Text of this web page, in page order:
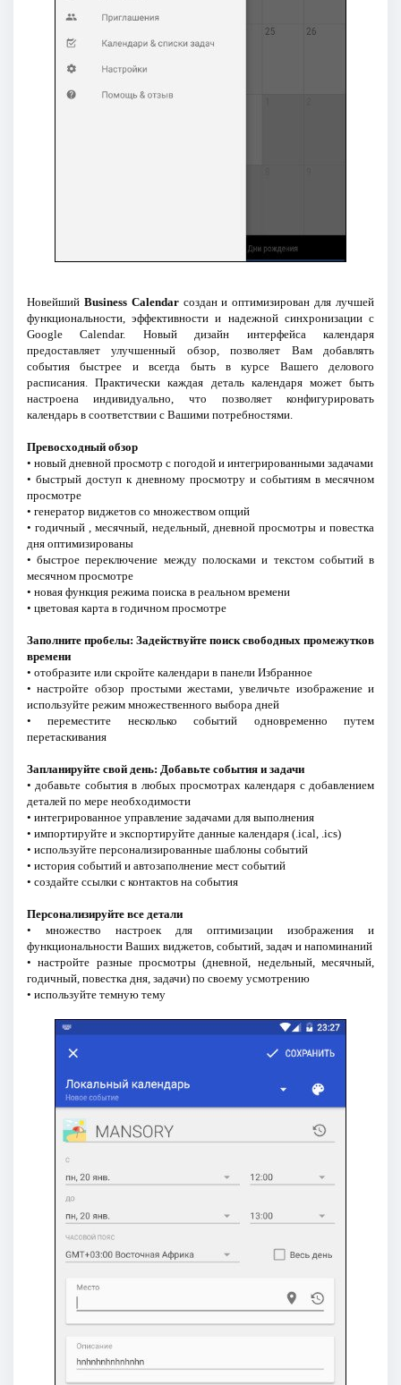
Новейший Business Calendarсоздан и оптимизирован для лучшей
функциональности, эффективности и надежной синхронизации с
Google Calendar. Новый дизайн интерфейса календаря
предоставляет улучшенный обзор, позволяет Вам добавлять
события быстрее и всегда быть в курсе Вашего делового
расписания. Практически каждая деталь календаря может быть
настроена индивидуально, что позволяет конфигурировать
календарь в соответствии с Вашими потребностями.
Превосходный обзор
• новый дневной просмотр с погодой и интегрированными задачами
• быстрый доступ к дневному просмотру и событиям в месячном
просмотре
• генератор виджетов со множеством опций
• годичный , месячный, недельный, дневной просмотры и повестка
дня оптимизированы
• быстрое переключение между полосками и текстом событий в
месячном просмотре
• новая функция режима поиска в реальном времени
• цветовая карта в годичном просмотре
Заполните пробелы: Задействуйте поиск свободных промежутков
времени
• отобразите или скройте календари в панели Избранное
• настройте обзор простыми жестами, увеличьте изображение и
используйте режим множественного выбора дней
• переместите несколько событий одновременно путем
перетаскивания
Запланируйте свой день: Добавьте события и задачи
• добавьте события в любых просмотрах календаря с добавлением
деталей по мере необходимости
• интегрированное управление задачами для выполнения
• импортируйте и экспортируйте данные календаря (.ical, .ics)
• используйте персонализированные шаблоны событий
• история событий и автозаполнение мест событий
• создайте ссылки с контактов на события
Персонализируйте все детали
• множество настроек для оптимизации изображения и
функциональности Ваших виджетов, событий, задач и напоминаний
• настройте разные просмотры (дневной, недельный, месячный,
годичный, повестка дня, задачи) по своему усмотрению
• используйте темную тему